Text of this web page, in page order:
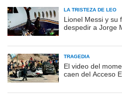
LA TRISTEZA DE LEO
Lionel Messi y su
despedir a Jorge
TRAGEDIA
El video del
caen del Acceso